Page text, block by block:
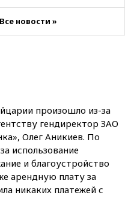
историка Артема Кирпиченка
арестовали в Израиле
Сеуте набрал миллион
просмотров
вчера, 22:49
банкротство «Кванта» не
означает прекращения
производства телевизоров в
РФ
Все новости »
произошло из-за
гендиректор ЗАО
Олег Аникиев. По
использование
и благоустройство
арендную плату за
никаких платежей с